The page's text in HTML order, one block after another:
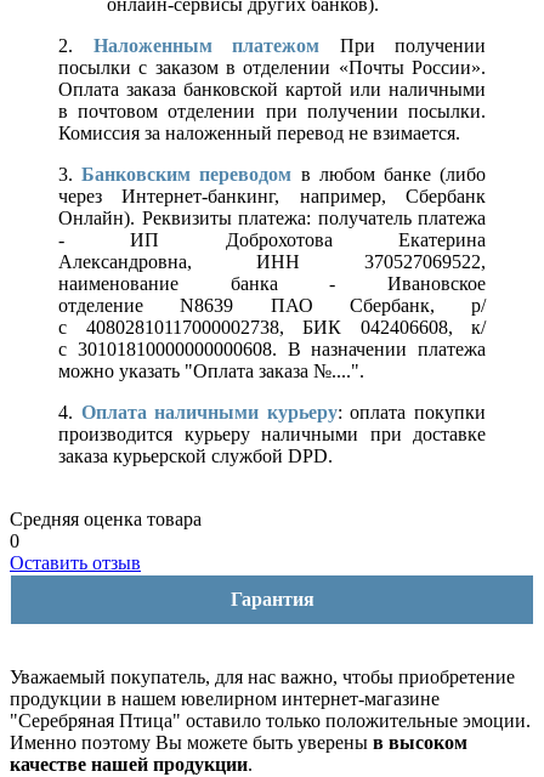
онлайн-сервисы других банков).
2. Наложенным платежом При получении
посылки с заказом в отделении «Почты России».
Оплата заказа банковской картой или наличными
в почтовом отделении при получении посылки.
Комиссия за наложенный перевод не взимается.
3.Банковским переводом в любом банке (либо
через Интернет-банкинг, например, Сбербанк
Онлайн). Реквизиты платежа: получатель платежа
- ИП Доброхотова Екатерина
Александровна, ИНН 370527069522,
наименование банка - Ивановское
отделение N8639 ПАО Сбербанк, р/
с 40802810117000002738, БИК 042406608, к/
с 30101810000000000608. В назначении платежа
можно указать "Оплата заказа №....".
4. Оплата наличными курьеру: оплата покупки
производится курьеру наличными при доставке
заказа курьерской службой DPD.
Средняя оценка товара
0
Оставить отзыв
Гарантия
Уважаемый покупатель, для нас важно, чтобы приобретение
продукции в нашем ювелирном интернет-магазине
"Серебряная Птица" оставило только положительные эмоции.
Именно поэтому Вы можете быть уверены в высоком
качестве нашей продукции.